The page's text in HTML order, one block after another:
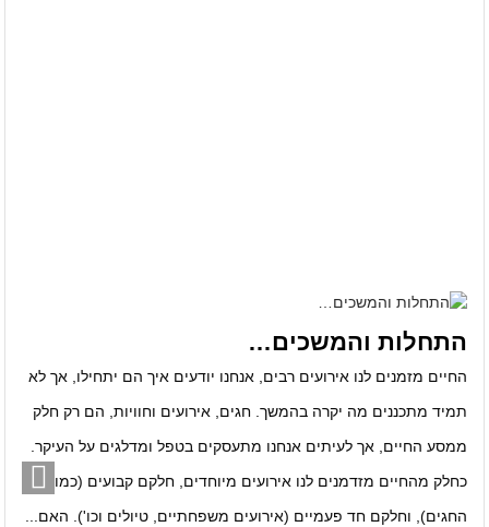
התחלות והמשכים…
החיים מזמנים לנו אירועים רבים, אנחנו יודעים איך הם יתחילו, אך לא
תמיד מתכננים מה יקרה בהמשך. חגים, אירועים וחוויות, הם רק חלק
ממסע החיים, אך לעיתים אנחנו מתעסקים בטפל ומדלגים על העיקר.
כחלק מהחיים מזדמנים לנו אירועים מיוחדים, חלקם קבועים (כמו
החגים), וחלקם חד פעמיים (אירועים משפחתיים, טיולים וכו'). האם...